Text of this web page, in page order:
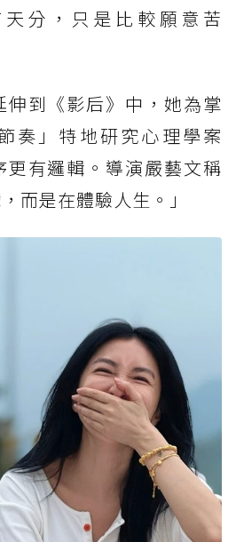
分，只是比較願意苦
伸到《影后》中，她為掌
奏」特地研究心理學案
有邏輯。導演嚴藝文稱
而是在體驗人生。」